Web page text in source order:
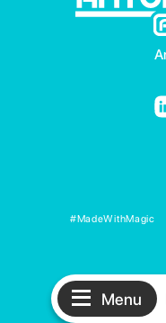
Menu
#MadeWithMagic